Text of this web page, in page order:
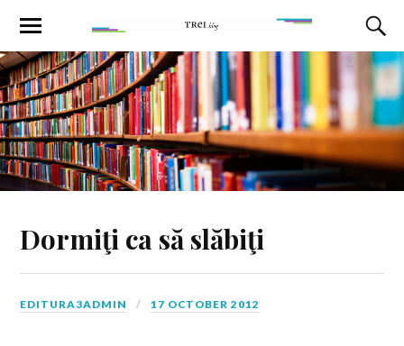
Dormiţi ca să slăbiţi
EDITURA3ADMIN 17 OCTOBER 2012